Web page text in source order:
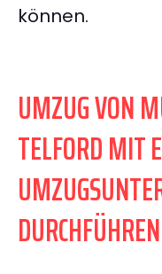
können.
UMZUG VON
TELFORD MIT
DURCHFÜHREN